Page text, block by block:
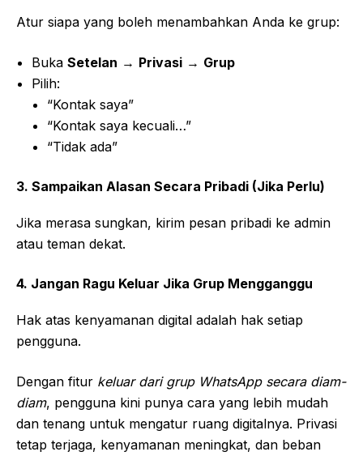
Atur siapa yang boleh menambahkan Anda ke grup:
BukaSetelan → Privasi → Grup
Pilih:
“Kontak saya”
“Kontak saya kecuali…”
“Tidak ada”
3. Sampaikan Alasan Secara Pribadi (Jika Perlu)
Jika merasa sungkan, kirim pesan pribadi ke admin
atau teman dekat.
4. Jangan Ragu Keluar Jika Grup Mengganggu
Hak atas kenyamanan digital adalah hak setiap
pengguna.
Dengan fitur keluar dari grup WhatsApp secara diam-
diam, pengguna kini punya cara yang lebih mudah
dan tenang untuk mengatur ruang digitalnya. Privasi
tetap terjaga, kenyamanan meningkat, dan beban